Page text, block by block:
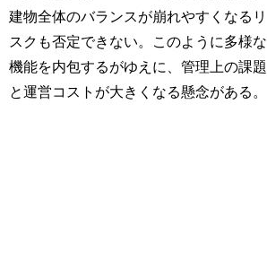
建物全体のバランスが崩れやすくなるリ
スクも否定できない。このように多様な
機能を内包するがゆえに、管理上の課題
と運営コストが大きくなる懸念がある。